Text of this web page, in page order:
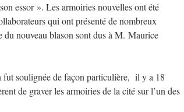
essor ». Les armoiries nouvelles ont été
qui ont présenté de nombreux
nouveau blason sont dus à M. Maurice
fut soulignée de façon particulière, il y a 18
de graver les armoiries de la cité sur l’un des